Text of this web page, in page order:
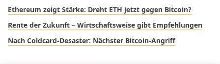
Ethereum zeigt Stärke: Dreht ETH jetzt gegen Bitcoin?
Rente der Zukunft – Wirtschaftsweise gibt Empfehlungen
Nach Coldcard-Desaster: Nächster Bitcoin-Angriff